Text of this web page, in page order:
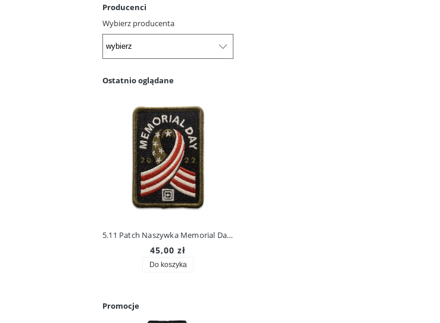
Producenci
Wybierz producenta
Ostatnio oglądane
5.11 Patch Naszywka Memorial Day 2022 92087
45,00 zł
Do koszyka
Promocje